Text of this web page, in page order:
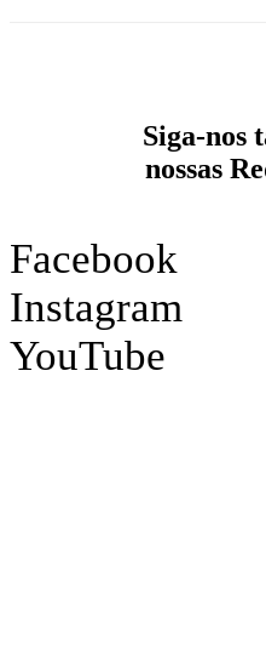
Siga-nos
nossas
Facebook
Instagram
YouTube